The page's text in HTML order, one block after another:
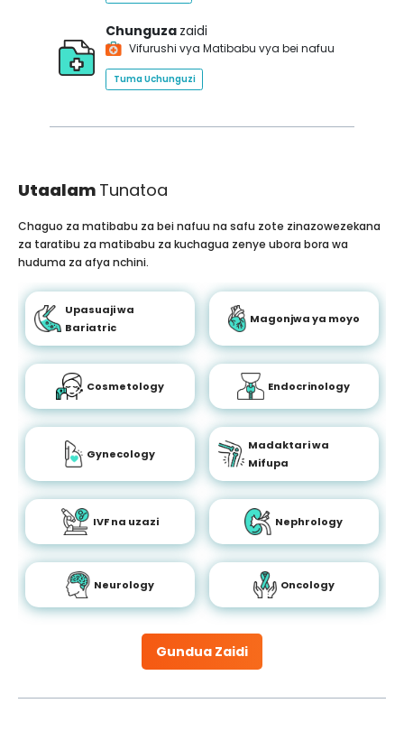
Chunguza zaidi
Vifurushi vya Matibabu vya bei nafuu
Tuma Uchunguzi
Utaalam Tunatoa
Gundua Zaidi
Chaguo za matibabu za bei nafuu na safu zote zinazowezekana
za taratibu za matibabu za kuchagua zenye ubora bora wa
huduma za afya nchini.
Upasuaji wa
Bariatric
Magonjwa ya moyo
Cosmetology Endocrinology
Gynecology
Madaktari wa
Mifupa
IVF na uzazi Nephrology
Neurology Oncology